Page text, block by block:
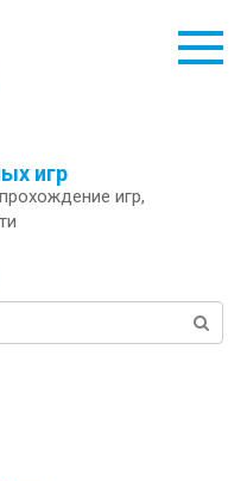
игр
игр,